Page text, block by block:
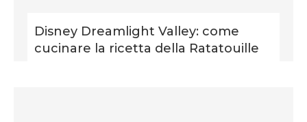
Disney Dreamlight Valley: come
cucinare la ricetta della Ratatouille